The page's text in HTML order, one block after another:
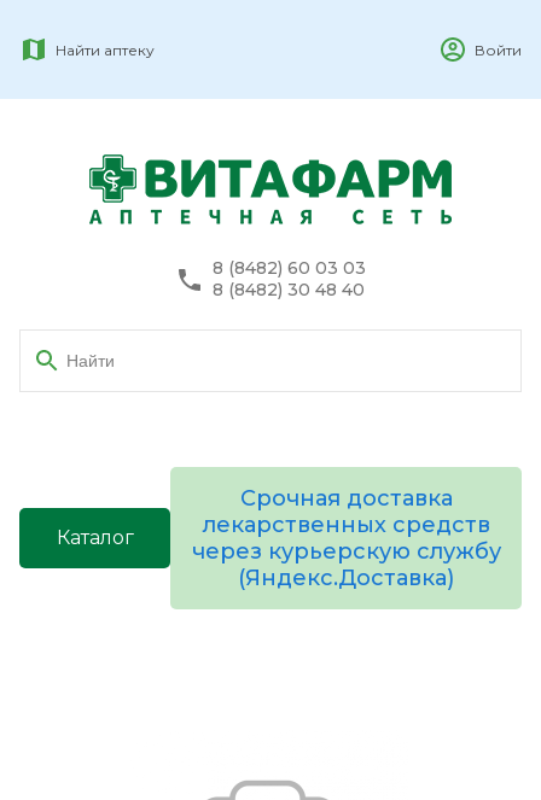
Найти аптеку Войти
8 (8482) 60 03 03
8 (8482) 30 48 40
Каталог
Срочная доставка
лекарственных средств
через курьерскую службу
(Яндекс.Доставка)